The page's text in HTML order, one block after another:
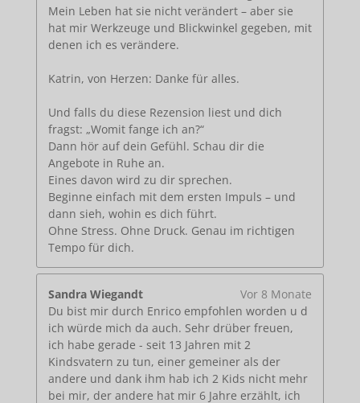
Mein Leben hat sie nicht verändert – aber sie
hat mir Werkzeuge und Blickwinkel gegeben, mit
denen ich es verändere.
Katrin, von Herzen: Danke für alles.
Und falls du diese Rezension liest und dich
fragst: „Womit fange ich an?“
Dann hör auf dein Gefühl. Schau dir die
Angebote in Ruhe an.
Eines davon wird zu dir sprechen.
Beginne einfach mit dem ersten Impuls – und
dann sieh, wohin es dich führt.
Ohne Stress. Ohne Druck. Genau im richtigen
Tempo für dich.
Sandra Wiegandt
Vor 8 Monate
Du bist mir durch Enrico empfohlen worden u d
ich würde mich da auch. Sehr drüber freuen,
ich habe gerade - seit 13 Jahren mit 2
Kindsvatern zu tun, einer gemeiner als der
andere und dank ihm hab ich 2 Kids nicht mehr
bei mir, der andere hat mir 6 Jahre erzählt, ich